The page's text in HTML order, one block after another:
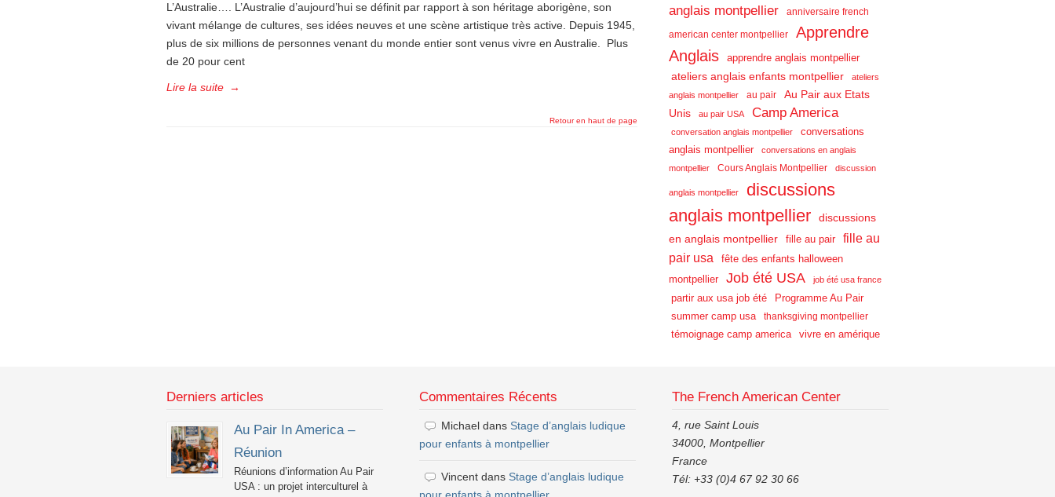
L’Australie…. L’Australie d’aujourd’hui se définit par rapport à son héritage aborigène, son
vivant mélange de cultures, ses idées neuves et une scène artistique très active. Depuis 1945,
plus de six millions de personnes venant du monde entier sont venus vivre en Australie. Plus
de 20 pour cent
Lire la suite →
Retour en haut de page
anglais montpellier
anniversaire french
american center montpellier
Apprendre
Anglais
apprendre anglais montpellier
ateliers anglais enfants montpellier
ateliers
anglais montpellier
au pair
Au Pair aux Etats
Unis
au pair USA Camp America
conversation anglais montpellier
conversations
anglais montpellier
conversations en anglais
montpellier
Cours Anglais Montpellier discussion
anglais montpellier
discussions
anglais montpellier
discussions
en anglais montpellier
fille au pair
fille au
pair usa
fête des enfants halloween
montpellier
Job été USA job été usa france
partir aux usa job été
Programme Au Pair
summer camp usa
thanksgiving montpellier
témoignage camp america vivre en amérique
Derniers articles
Au Pair In America –
Réunion
Réunions d’information Au Pair
USA : un projet interculturel à
Commentaires Récents
Michael dans Stage d’anglais ludique
pour enfants à montpellier
Vincent dans Stage d’anglais ludique
The French American Center
4, rue Saint Louis
34000, Montpellier
France
Tél: +33 (0)4 67 92 30 66